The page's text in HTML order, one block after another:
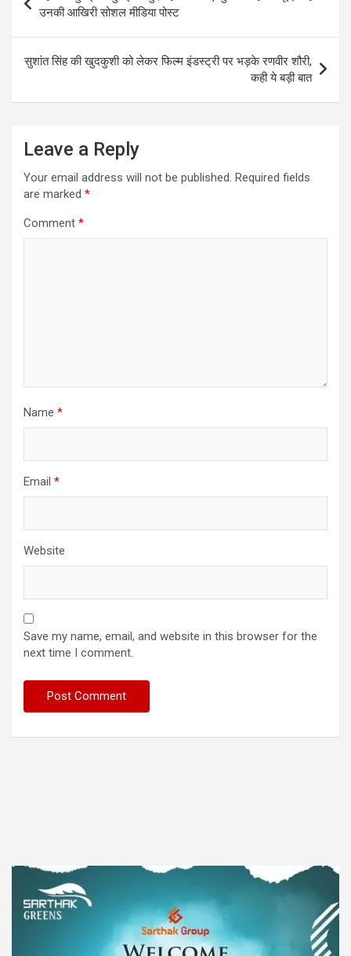
navigation
उनकी आखिरी सोशल मीडिया पोस्ट
सुशांत सिंह की खुदकुशी को लेकर फिल्म इंडस्ट्री पर भड़के रणवीर शौरी,
कही ये बड़ी बात
Leave a Reply
Your email address will not be published. Required fields
are marked *
Comment *
Name *
Email *
Website
Save my name, email, and website in this browser for the
next time I comment.